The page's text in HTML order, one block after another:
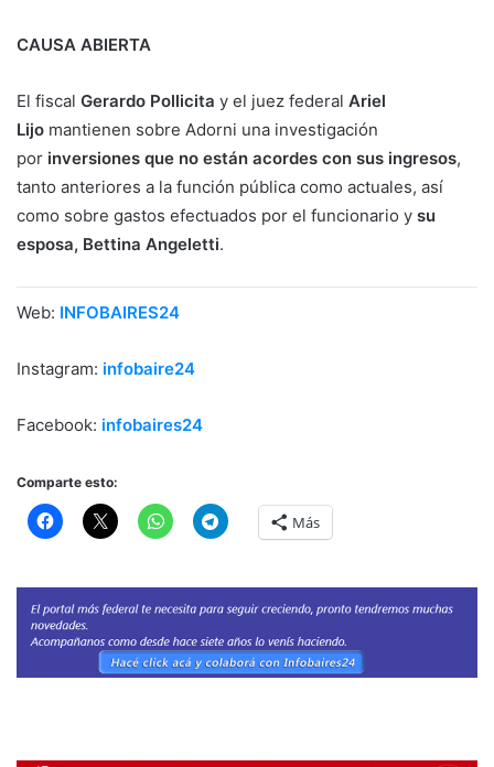
CAUSA ABIERTA
El fiscal Gerardo Pollicita y el juez federal Ariel
Lijo mantienen sobre Adorni una investigación
por inversiones que no están acordes con sus ingresos,
tanto anteriores a la función pública como actuales, así
como sobre gastos efectuados por el funcionario y su
esposa, Bettina Angeletti.
Web: INFOBAIRES24
Instagram: infobaire24
Facebook: infobaires24
Comparte esto:
Más